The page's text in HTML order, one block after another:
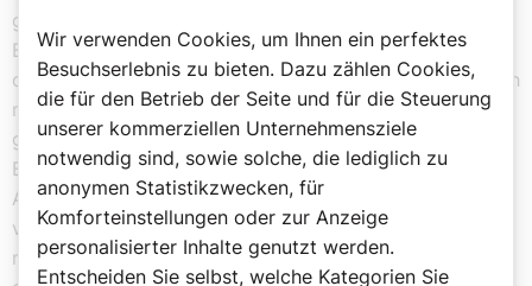
getroffen. Der Bundeskanzler erlag gegen 15:45 Uhr im
Bundeskanzleramt seiner tödlichen Verletzung. Er starb
ohne jegliche ärztliche Hilfe. Die Putschisten waren auch
nicht bereit, einen Priester rufen zu lassen, obwohl der
gläubige Katholik Dollfuß um einen solchen geistlichen
Beistand gebeten hatte. Bei der Obduktion – noch am
Abend des 25. Juli – stellte sich heraus, dass Dollfuß
von zwei Kugeln getroffen worden war. Bis heute ist
nicht klar und umstritten, wer den zweiten Schuss auf
Wir verwenden Cookies, um Ihnen ein perfektes
Besuchserlebnis zu bieten. Dazu zählen Cookies,
die für den Betrieb der Seite und für die Steuerung
unserer kommerziellen Unternehmensziele
notwendig sind, sowie solche, die lediglich zu
anonymen Statistikzwecken, für
Komforteinstellungen oder zur Anzeige
personalisierter Inhalte genutzt werden.
Entscheiden Sie selbst, welche Kategorien Sie